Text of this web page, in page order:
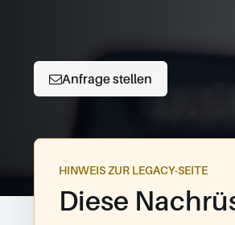
Anfrage stellen
HINWEIS ZUR LEGACY-SEITE
Diese